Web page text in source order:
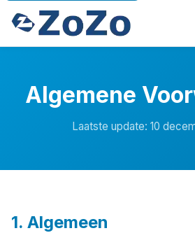
Algemene
Laatste update: 10
1. Algemeen